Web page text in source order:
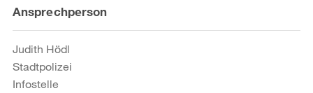
Weitere
Informationen
Ansprechperson
Judith Hödl
Stadtpolizei
Infostelle